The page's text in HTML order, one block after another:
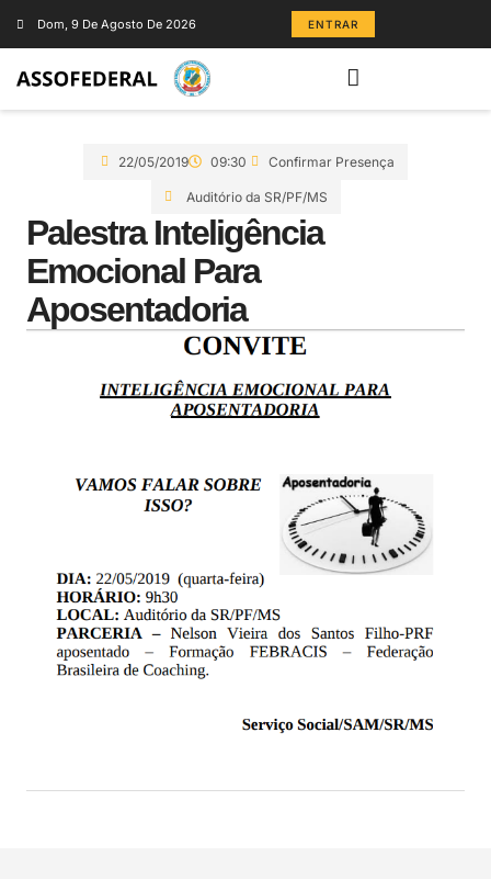
Dom, 9 De Agosto De 2026 ENTRAR
22/05/2019 09:30 Confirmar Presença
Auditório da SR/PF/MS
Palestra Inteligência
Emocional Para
Aposentadoria